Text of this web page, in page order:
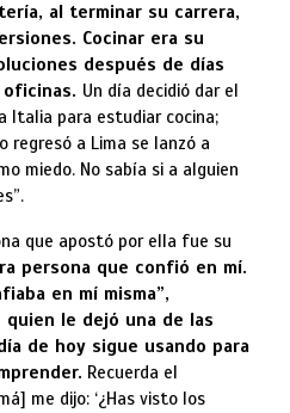
al terminar su carrera,
Cocinar era su
después de días
Un día decidió dar el
Italia para estudiar cocina;
regresó a Lima se lanzó a
miedo. No sabía si a alguien
que apostó por ella fue su
persona que confió en mí.
en mí misma”,
le dejó una de las
de hoy sigue usando para
Recuerda el
me dijo: ‘¿Has visto los